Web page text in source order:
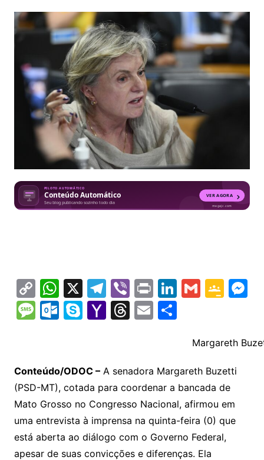
C
o
p
Li
n
k
W
h
at
A
p
p
X T
el
e
a
m
Vi
b
er
Pr
in
t
Li
n
k
dI
n
G
l
G
gl
e
Cl
a
s
sr
M
s
M
s
a
g
e
O
o
k.
c
o
m
S
p
e
Y
o
o
M
ai
l
T
a
d
s
E
l
S
ar
e
Margareth
Conteúdo/ODOC –A senadora Margareth Buzetti
(PSD-MT), cotada para coordenar a bancada de
Mato Grosso no Congresso Nacional, afirmou em
uma entrevista à imprensa na quinta-feira (0) que
está aberta ao diálogo com o Governo Federal,
apesar de suas convicções e diferenças. Ela